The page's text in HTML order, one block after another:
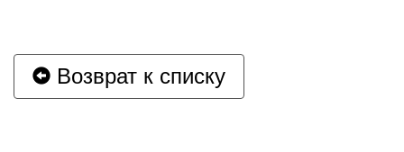
Возврат к списку